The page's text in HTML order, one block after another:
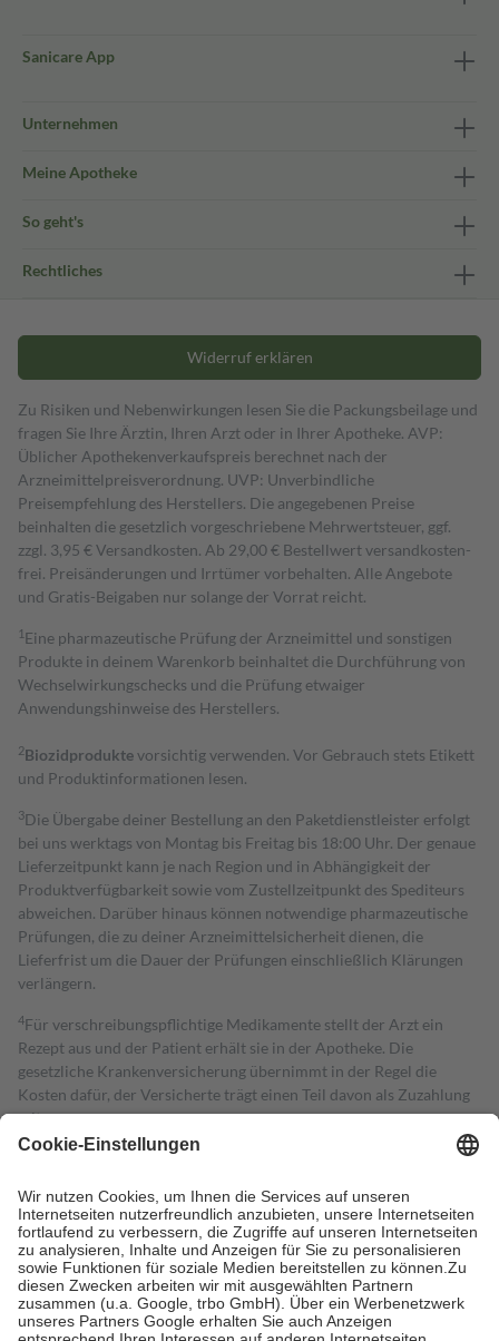
Sanicare App
Unternehmen
Meine Apotheke
So geht's
Rechtliches
Widerruf erklären
Zu Risiken und Nebenwirkungen lesen Sie die Packungsbeilage und
fragen Sie Ihre Ärztin, Ihren Arzt oder in Ihrer Apotheke. AVP:
Üblicher Apothekenverkaufspreis berechnet nach der
Arzneimittelpreisverordnung. UVP: Unverbindliche
Preisempfehlung des Herstellers. Die angegebenen Preise
beinhalten die gesetzlich vorgeschriebene Mehrwertsteuer, ggf.
zzgl. 3,95 € Versandkosten. Ab 29,00 € Bestell­wert versand­kosten­
frei. Preisänderungen und Irrtümer vorbehalten. Alle Angebote
und Gratis-Beigaben nur solange der Vorrat reicht.
1 Eine pharmazeutische Prüfung der Arzneimittel und sonstigen
Produkte in deinem Warenkorb beinhaltet die Durchführung von
Wechselwirkungschecks und die Prüfung etwaiger
Anwendungshinweise des Herstellers.
2Biozidproduktevorsichtig verwenden. Vor Gebrauch stets Etikett
und Produktinformationen lesen.
3Die Übergabe deiner Bestellung an den Paketdienstleister erfolgt
bei uns werktags von Montag bis Freitag bis 18:00 Uhr. Der genaue
Lieferzeitpunkt kann je nach Region und in Abhängigkeit der
Produktverfügbarkeit sowie vom Zustellzeitpunkt des Spediteurs
abweichen. Darüber hinaus können notwendige pharmazeutische
Prüfungen, die zu deiner Arzneimittelsicherheit dienen, die
Lieferfrist um die Dauer der Prüfungen einschließlich Klärungen
verlängern.
4Für verschreibungspflichtige Medikamente stellt der Arzt ein
Rezept aus und der Patient erhält sie in der Apotheke. Die
gesetzliche Krankenversicherung übernimmt in der Regel die
Kosten dafür, der Versicherte trägt einen Teil davon als Zuzahlung
mit.
Grundsätzlich leisten Mitglieder Zuzahlungen in Höhe von zehn
höchstens zehn Euro.
Es sind jedoch nie mehr als die tatsächlichen
Kosten der Leistung zu entrichten.
Diese Regeln gelten grundsätzlich auch für Online-Apotheken.
Bei Heilmitteln und häuslicher Krankenpflege beträgt die
Zuzahlung zehn Prozent der Kosten sowie zehn Euro je
Verordnung.
Um das Engagement der Versicherten für ihre eigene Gesundheit zu